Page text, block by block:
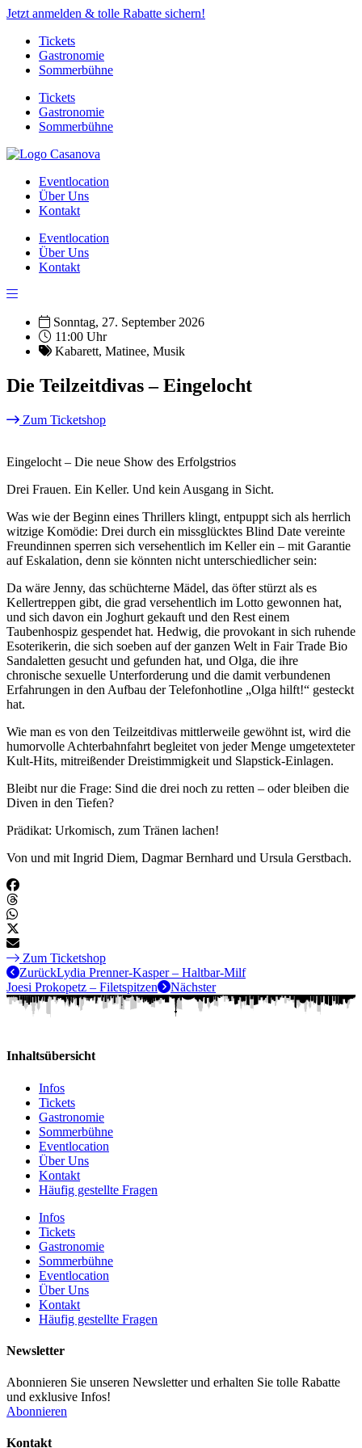
Jetzt anmelden & tolle Rabatte sichern!
Tickets
Gastronomie
Sommerbühne
Tickets
Gastronomie
Sommerbühne
Eventlocation
Über Uns
Kontakt
Eventlocation
Über Uns
Kontakt
Sonntag, 27. September 2026
11:00 Uhr
Kabarett, Matinee, Musik
Die Teilzeitdivas – Eingelocht
Zum Ticketshop
Eingelocht – Die neue Show des Erfolgstrios
Drei Frauen. Ein Keller. Und kein Ausgang in Sicht.
Was wie der Beginn eines Thrillers klingt, entpuppt sich als herrlich
witzige Komödie: Drei durch ein missglücktes Blind Date vereinte
Freundinnen sperren sich versehentlich im Keller ein – mit Garantie
auf Eskalation, denn sie könnten nicht unterschiedlicher sein:
Da wäre Jenny, das schüchterne Mädel, das öfter stürzt als es
Kellertreppen gibt, die grad versehentlich im Lotto gewonnen hat,
und sich davon ein Joghurt gekauft und den Rest einem
Taubenhospiz gespendet hat. Hedwig, die provokant in sich ruhende
Esoterikerin, die sich soeben auf der ganzen Welt in Fair Trade Bio
Sandaletten gesucht und gefunden hat, und Olga, die ihre
chronische sexuelle Unterforderung und die damit verbundenen
Erfahrungen in den Aufbau der Telefonhotline „Olga hilft!“ gesteckt
hat.
Wie man es von den Teilzeitdivas mittlerweile gewöhnt ist, wird die
humorvolle Achterbahnfahrt begleitet von jeder Menge umgetexteter
Kult-Hits, mitreißender Dreistimmigkeit und Slapstick-Einlagen.
Bleibt nur die Frage: Sind die drei noch zu retten – oder bleiben die
Diven in den Tiefen?
Prädikat: Urkomisch, zum Tränen lachen!
Von und mit Ingrid Diem, Dagmar Bernhard und Ursula Gerstbach.
Zum Ticketshop
ZurückLydia Prenner-Kasper – Haltbar-Milf
Joesi Prokopetz – Filetspitzen
Nächster
Inhaltsübersicht
Infos
Tickets
Gastronomie
Sommerbühne
Eventlocation
Über Uns
Kontakt
Häufig gestellte Fragen
Infos
Tickets
Gastronomie
Sommerbühne
Eventlocation
Über Uns
Kontakt
Häufig gestellte Fragen
Newsletter
Abonnieren Sie unseren Newsletter und erhalten Sie tolle Rabatte
und exklusive Infos!
Abonnieren
Kontakt